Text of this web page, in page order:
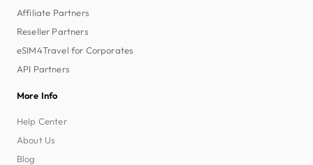
Affiliate Partners
Reseller Partners
eSIM4Travel for Corporates
API Partners
More Info
Help Center
About Us
Blog